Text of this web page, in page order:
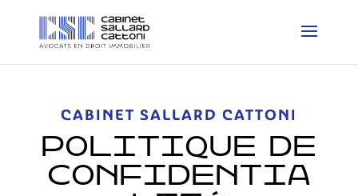
CABINET SALLARD CATTONI
POLITIQUE DE
CONFIDENTIA